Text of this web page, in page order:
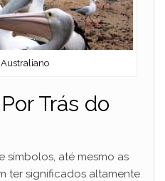
Trás do
símbolos, até mesmo as
ter significados altamente